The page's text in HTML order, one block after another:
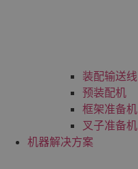
装配输送线
预装配机
框架准备机
叉子准备机
机器解决方案